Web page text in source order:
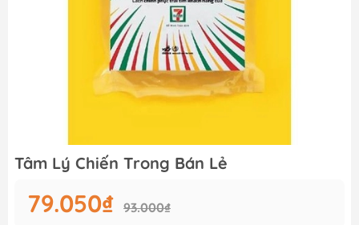
Tâm Lý Chiến Trong Bán Lẻ
79.050₫ 93.000₫